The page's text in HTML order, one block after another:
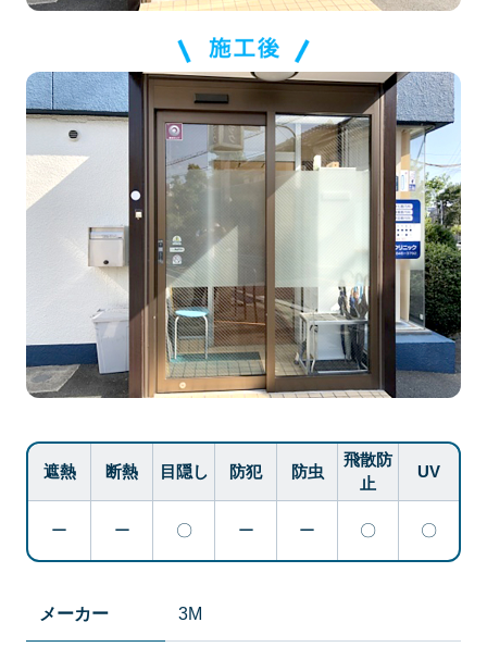
遮熱 断熱 目隠し 防犯 防虫
飛散防
止
UV
ー ー 〇 ー ー 〇 〇
メーカー 3M